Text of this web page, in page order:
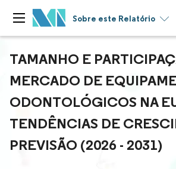
Sobre este Relatório
TAMANHO E
MERCADO DE
ODONTOLÓGICOS NA
TENDÊNCIAS DE
PREVISÃO (2026 - 2031)